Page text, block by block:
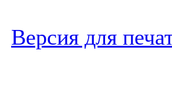
Версия для